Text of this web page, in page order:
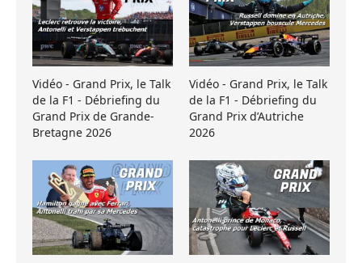
Vidéo - Grand Prix, le Talk
de la F1 - Débriefing du
Grand Prix de Grande-
Bretagne 2026
Vidéo - Grand Prix, le Talk
de la F1 - Débriefing du
Grand Prix d’Autriche
2026